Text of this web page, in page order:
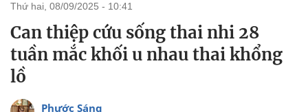
thứ hai, 08/09/2025 - 10:41
Can thiệp cứu sống thai nhi 28
tuần mắc khối u nhau thai khổng
lồ
Phước Sáng